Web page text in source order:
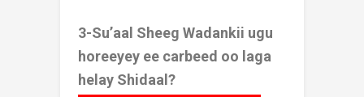
3-Su’aal Sheeg Wadankii ugu
horeeyey ee carbeed oo laga
helay Shidaal?